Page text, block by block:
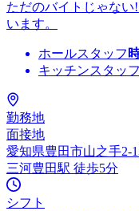
ただのバイトじゃな
います。
ホールスタッフ
キッチンスタッフ
勤務地
面接地
愛知県豊田市山之手2-
三河豊田駅 徒歩5分
シフト